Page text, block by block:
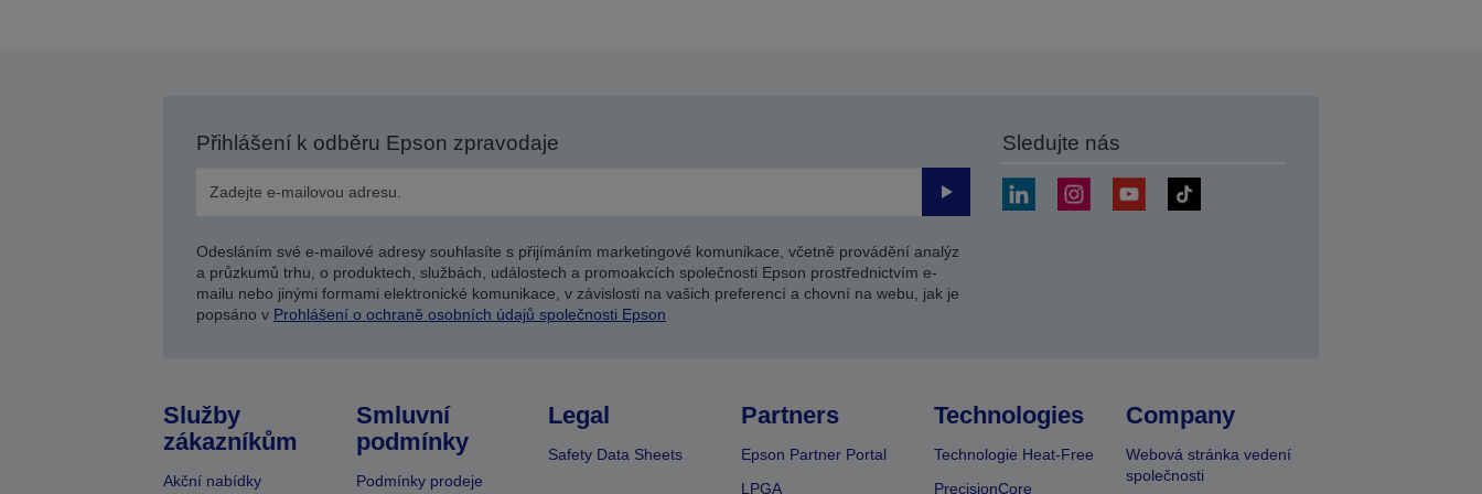
Přihlášení k odběru Epson zpravodaje
Odeslat
Odesláním své e-mailové adresy souhlasíte s přijímáním marketingové komunikace, včetně provádění analýz
a průzkumů trhu, o produktech, službách, událostech a promoakcích společnosti Epson prostřednictvím e-
mailu nebo jinými formami elektronické komunikace, v závislosti na vašich preferencí a chovní na webu, jak je
popsáno v Prohlášení o ochraně osobních údajů společnosti Epson
Sledujte nás
Služby
zákazníkům
Akční nabídky
Smluvní
podmínky
Podmínky prodeje
Legal
Safety Data Sheets
Partners
Epson Partner Portal
LPGA
Technologies
Technologie Heat-Free
PrecisionCore
Company
Webová stránka vedení
společnosti